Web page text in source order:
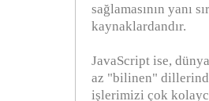
sağlamasının yanı
kaynaklardandır.
JavaScript ise,
az "bilinen"
işlerimizi çok